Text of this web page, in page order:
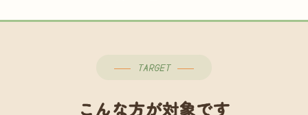
TARGET
こんな方が対象です